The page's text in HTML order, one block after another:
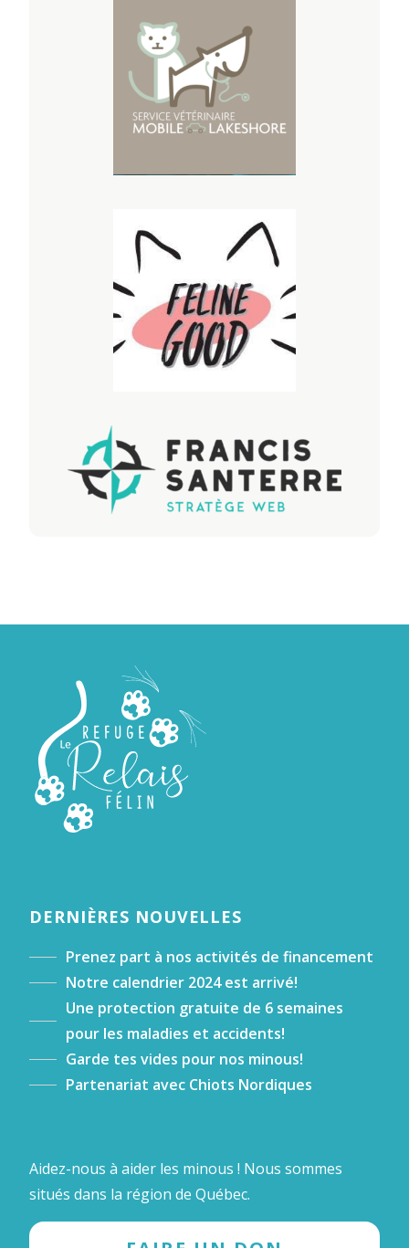
DERNIÈRES NOUVELLES
Prenez part à nos activités de financement
Notre calendrier 2024 est arrivé!
Une protection gratuite de 6 semaines
pour les maladies et accidents!
Garde tes vides pour nos minous!
Partenariat avec Chiots Nordiques
Aidez-nous à aider les minous ! Nous sommes
situés dans la région de Québec.